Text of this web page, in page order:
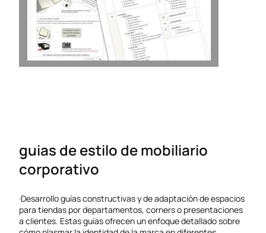
guias de estilo de mobiliario
corporativo
·Desarrollo guías constructivas y de adaptación de espacios
para tiendas por departamentos, corners o presentaciones
a clientes. Estas guías ofrecen un enfoque detallado sobre